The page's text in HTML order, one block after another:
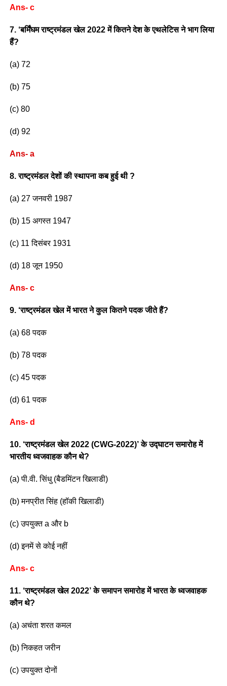
Ans- c
7. ‘बर्मिंघम राष्ट्रमंडल खेल 2022 में कितने देश के एथलेटिस ने भाग लिया
हैं?
(a) 72
(b) 75
(c) 80
(d) 92
Ans- a
8. राष्ट्रमंडल देशों की स्थापना कब हुई थी ?
(a) 27 जनवरी 1987
(b) 15 अगस्त 1947
(c) 11 दिसंबर 1931
(d) 18 जून 1950
Ans- c
9. ‘राष्ट्रमंडल खेल में भारत ने कुल कितने पदक जीते हैं?
(a) 68 पदक
(b) 78 पदक
(c) 45 पदक
(d) 61 पदक
Ans- d
10. ‘राष्ट्रमंडल खेल 2022 (CWG-2022)’ के उद्घाटन समारोह में
भारतीय ध्वजवाहक कौन थे?
(a) पी.वी. सिंधु (बैडमिंटन खिलाडी)
(b) मनप्रीत सिंह (हॉकी खिलाडी)
(c) उपयुक्त a और b
(d) इनमें से कोई नहीं
Ans- c
11. ‘राष्ट्रमंडल खेल 2022’ के समापन समारोह में भारत के ध्वजवाहक
कौन थे?
(a) अचंता शरत कमल
(b) निकहत जरीन
(c) उपयुक्त दोनों